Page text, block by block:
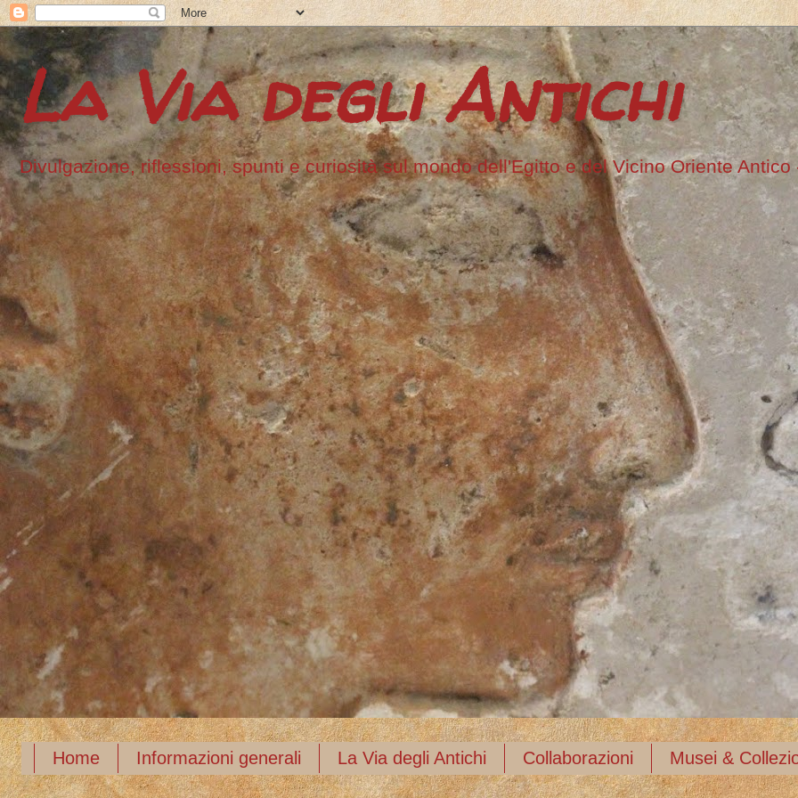
La Via degli Antichi
Divulgazione, riflessioni, spunti e curiosità sul mondo dell'Egitto e del Vicino Oriente Antico
Home Informazioni generali La Via degli Antichi Collaborazioni Musei &